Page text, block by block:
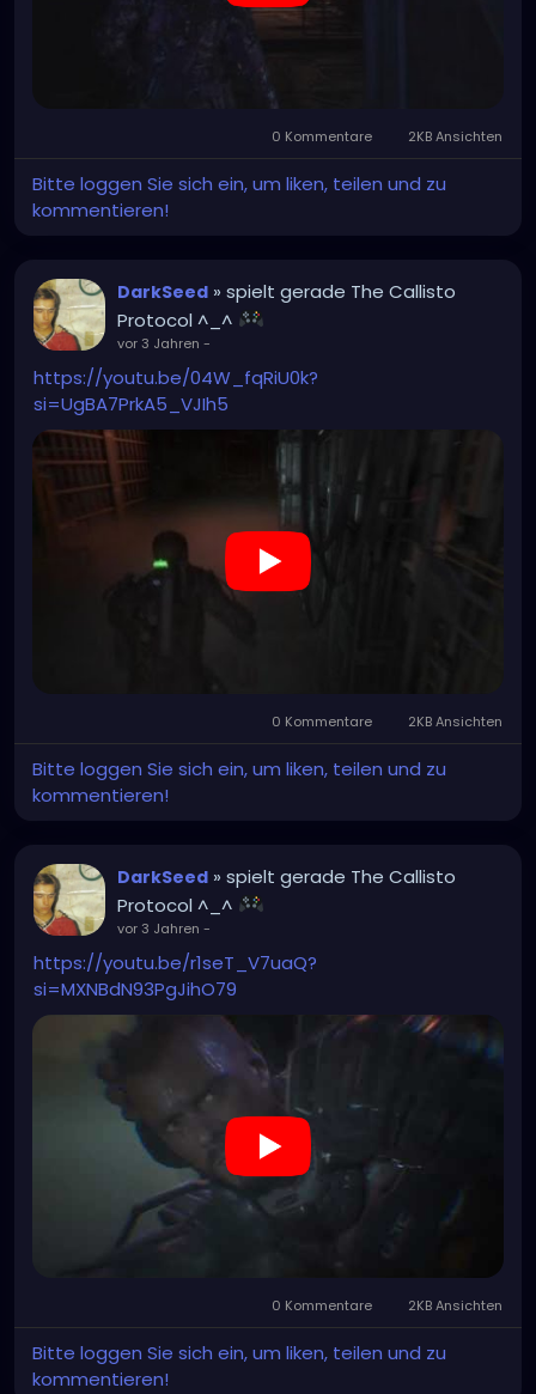
0 Kommentare 2KB Ansichten
Bitte loggen Sie sich ein, um liken, teilen und zu
kommentieren!
DarkSeed » spielt gerade The Callisto
Protocol ^_^
vor 3 Jahren -
https://youtu.be/04W_fqRiU0k?
si=UgBA7PrkA5_VJIh5
0 Kommentare 2KB Ansichten
Bitte loggen Sie sich ein, um liken, teilen und zu
kommentieren!
DarkSeed » spielt gerade The Callisto
Protocol ^_^
vor 3 Jahren -
https://youtu.be/r1seT_V7uaQ?
si=MXNBdN93PgJihO79
0 Kommentare 2KB Ansichten
Bitte loggen Sie sich ein, um liken, teilen und zu
kommentieren!